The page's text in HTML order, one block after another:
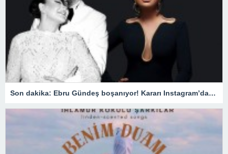
Son dakika: Ebru Gündeş boşanıyor! Kararı Instagram’dan duyurdu